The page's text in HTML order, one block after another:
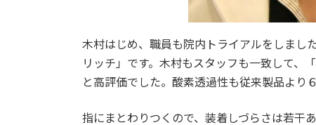
木村はじめ、職員も院内トライアルをしまし
リッチ」です。木村もスタッフも一致して、
と高評価でした。酸素透過性も従来製品より
指にまとわりつくので、装着しづらさは若干